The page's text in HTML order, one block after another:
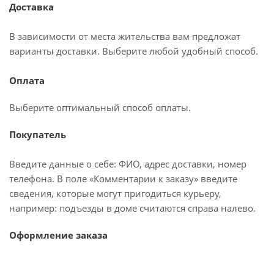
Доставка
В зависимости от места жительства вам предложат
варианты доставки. Выберите любой удобный способ.
Оплата
Выберите оптимальный способ оплаты.
Покупатель
Введите данные о себе: ФИО, адрес доставки, номер
телефона. В поле «Комментарии к заказу» введите
сведения, которые могут пригодиться курьеру,
например: подъезды в доме считаются справа налево.
Оформление заказа